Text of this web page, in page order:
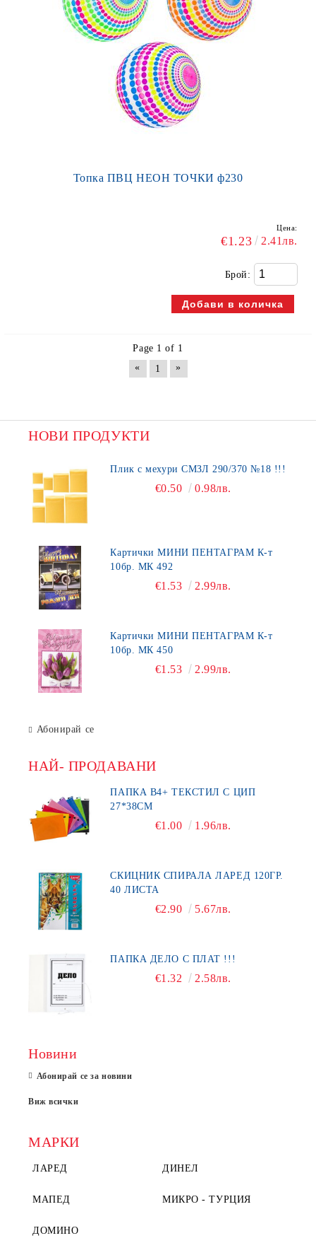
Топка ПВЦ НЕОН ТОЧКИ ф230
Цена:
€1.23 2.41лв.
Брой:
Page 1 of 1
«
1 »
НОВИ ПРОДУКТИ
Плик с мехури СМЗЛ 290/370 №18 !!!
€0.50 0.98лв.
Картички МИНИ ПЕНТАГРАМ К-т
10бр. МК 492
€1.53 2.99лв.
Картички МИНИ ПЕНТАГРАМ К-т
10бр. МК 450
€1.53 2.99лв.
Абонирай се
НАЙ- ПРОДАВАНИ
ПАПКА В4+ ТЕКСТИЛ С ЦИП
27*38СМ
€1.00 1.96лв.
СКИЦНИК СПИРАЛА ЛАРЕД 120ГР.
40 ЛИСТА
€2.90 5.67лв.
ПАПКА ДЕЛО С ПЛАТ !!!
€1.32 2.58лв.
Новини
Абонирай се за новини
Виж всички
МАРКИ
ЛАРЕД ДИНЕЛ
МАПЕД МИКРО - ТУРЦИЯ
ДОМИНО